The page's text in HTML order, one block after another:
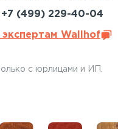
+7 (499) 229-40-04
экспертам Wallhof
с юрлицами и ИП.